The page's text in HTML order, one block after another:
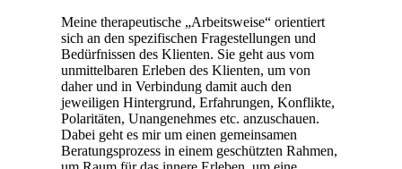
Meine therapeutische „Arbeitsweise“ orientiert
sich an den spezifischen Fragestellungen und
Bedürfnissen des Klienten. Sie geht aus vom
unmittelbaren Erleben des Klienten, um von
daher und in Verbindung damit auch den
jeweiligen Hintergrund, Erfahrungen, Konflikte,
Polaritäten, Unangenehmes etc. anzuschauen.
Dabei geht es mir um einen gemeinsamen
Beratungsprozess in einem geschützten Rahmen,